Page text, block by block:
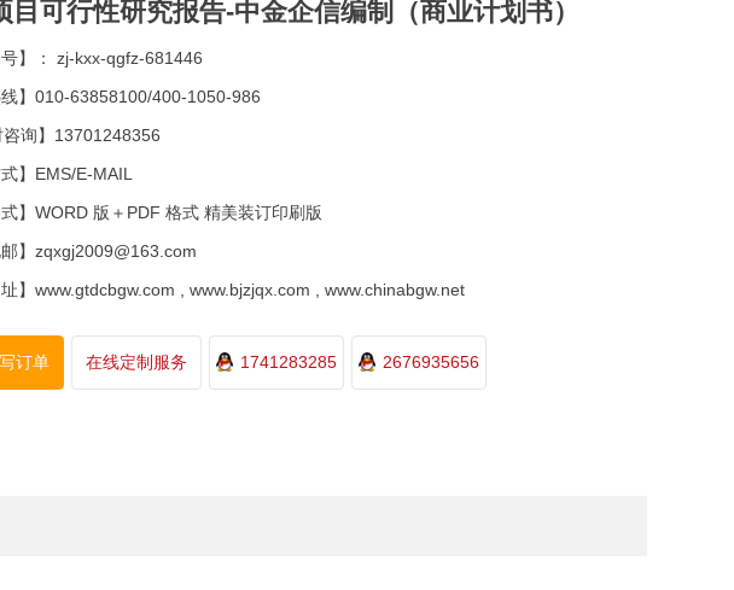
目可行性研究报告-中金企信编制（商业计划书）
号】： zj-kxx-qgfz-681446
线】010-63858100/400-1050-986
咨询】13701248356
式】EMS/E-MAIL
式】WORD 版＋PDF 格式 精美装订印刷版
邮】zqxgj2009@163.com
址】www.gtdcbgw.com , www.bjzjqx.com , www.chinabgw.net
订单 在线定制服务 1741283285 2676935656